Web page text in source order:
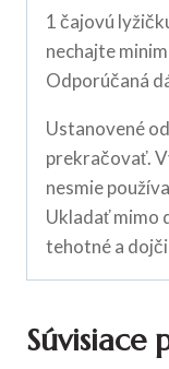
1 čajovú
nechajte
Odporúčaná
Ustanovené
prekračovať.
nesmie
Ukladať mimo
tehotné a
Súvisiace